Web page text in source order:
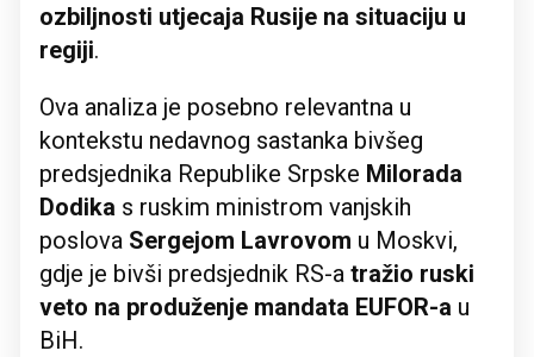
ozbiljnosti utjecaja Rusije na situaciju u
regiji.
Ova analiza je posebno relevantna u
kontekstu nedavnog sastanka bivšeg
predsjednika Republike Srpske Milorada
Dodika s ruskim ministrom vanjskih
poslova Sergejom Lavrovom u Moskvi,
gdje je bivši predsjednik RS-a tražio ruski
veto na produženje mandata EUFOR-a u
BiH.